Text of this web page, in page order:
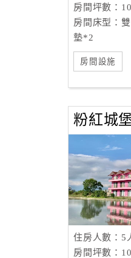
房間坪數：
房間床型：
墊*2
房間設施
粉紅城
住房人數：5
房間坪數：